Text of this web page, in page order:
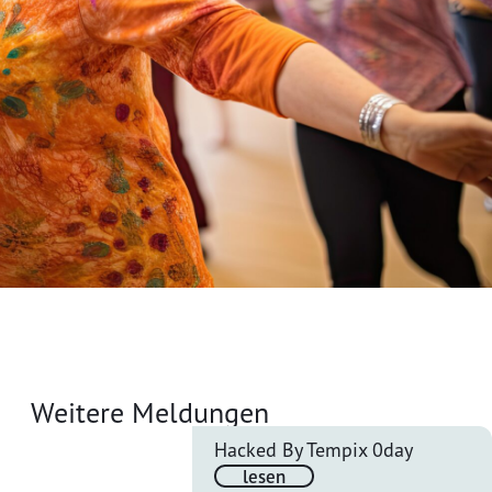
Weitere Meldungen
Hacked By Tempix 0day
lesen